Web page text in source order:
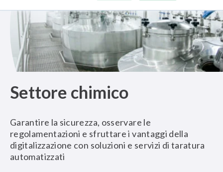
Settore chimico
Garantire la sicurezza, osservare le
regolamentazioni e sfruttare i vantaggi della
digitalizzazione con soluzioni e servizi di taratura
automatizzati